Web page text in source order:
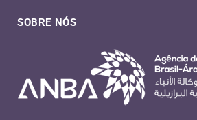
SOBRE NÓS